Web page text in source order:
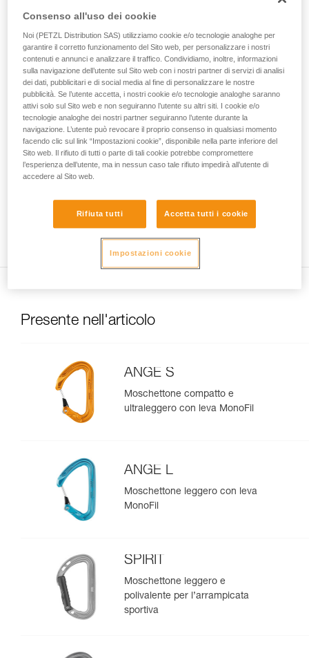
attività. Ne possono esistere altre che non
• Verificare che il moschettone non si blocchi nel foro di
collegamento del dispositivo.
• Valutare la possibilità che il moschettone si posizioni
erroneamente e la stabilità di questa posizione errata.
• Verificare i rischi d'interferenza tra gli elementi del sistema
e la ghiera del moschettone.
Nota
Per i dispositivi dotati di un anello morbido di posizionamento
l'anello morbido potrebbe essere stato deformato dal primo
Presente nell'articolo
ANGE S
Moschettone compatto e
ultraleggero con leva MonoFil
ANGE L
Moschettone leggero con leva
MonoFil
SPIRIT
Moschettone leggero e
polivalente per l’arrampicata
sportiva
Consenso all'uso dei cookie
Noi (PETZL Distribution SAS) utilizziamo cookie e/o tecnologie analoghe per
garantire il corretto funzionamento del Sito web, per personalizzare i nostri
contenuti e annunci e analizzare il traffico. Condividiamo, inoltre, informazioni
sulla navigazione dell’utente sul Sito web con i nostri partner di servizi di analisi
dei dati, pubblicitari e di social media al fine di personalizzare le nostre
pubblicità. Se l’utente accetta, i nostri cookie e/o tecnologie analoghe saranno
attivi solo sul Sito web e non seguiranno l’utente su altri siti. I cookie e/o
tecnologie analoghe dei nostri partner seguiranno l’utente durante la
navigazione. L’utente può revocare il proprio consenso in qualsiasi momento
facendo clic sul link “Impostazioni cookie”, disponibile nella parte inferiore del
Sito web. Il rifiuto di tutti o parte di tali cookie potrebbe compromettere
l’esperienza dell’utente, ma in nessun caso tale rifiuto impedirà all’utente di
accedere al Sito web.
Rifiuta tutti Accetta tutti i cookie
Impostazioni cookie